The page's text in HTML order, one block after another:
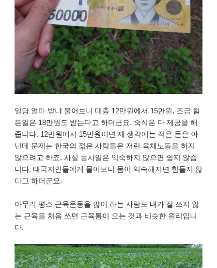
일당 얼마 받냐 물어보니 대충 12만원에서 15만원, 조금 힘
든일은 18만원도 받는다고 하더군요. 숙식은 다 제공을 해
줍니다. 12만원에서 15만원이면 제 생각에는 적은 돈은 아
닌데 문제는 한국의 젊은 사람들은 저런 육체노동을 하지
않으려고 하죠. 사실 농사일은 익숙하지 않으면 쉽지 않습
니다. 태국지인들에게 물어보니 몸이 익숙해지면 힘들지 않
다고 하더군요.
아무리 평소 근육운동을 많이 하는 사람도 내가 잘 쓰지 않
는 근육을 처음 쓰면 근육통이 오는 것과 비슷한 원리입니
다.